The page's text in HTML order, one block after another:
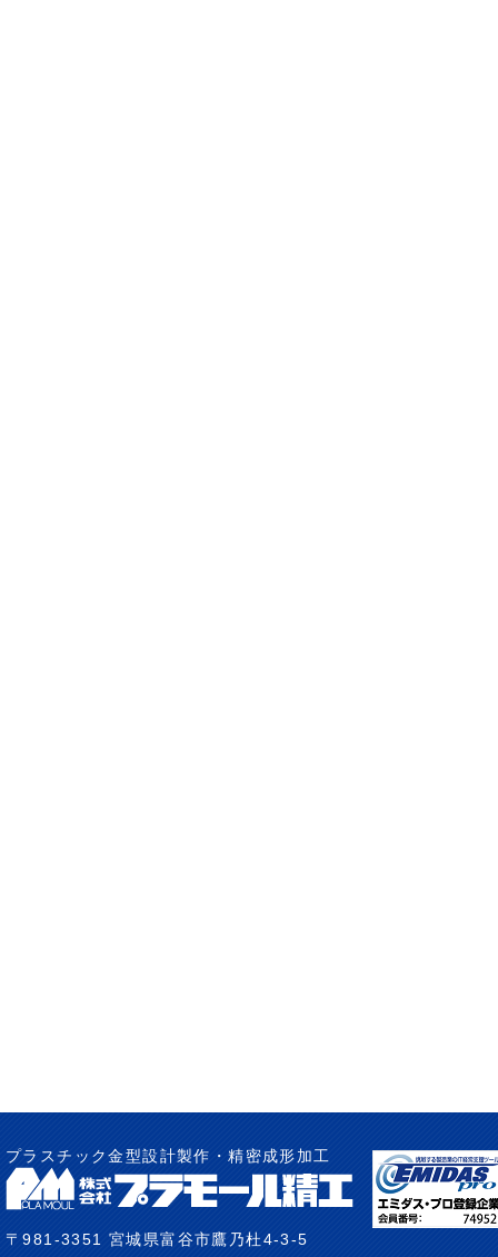
プラスチック金型設計製作・精密成形加工
〒981-3351 宮城県富谷市鷹乃杜4-3-5